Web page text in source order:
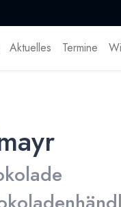
Aktuelles Termine